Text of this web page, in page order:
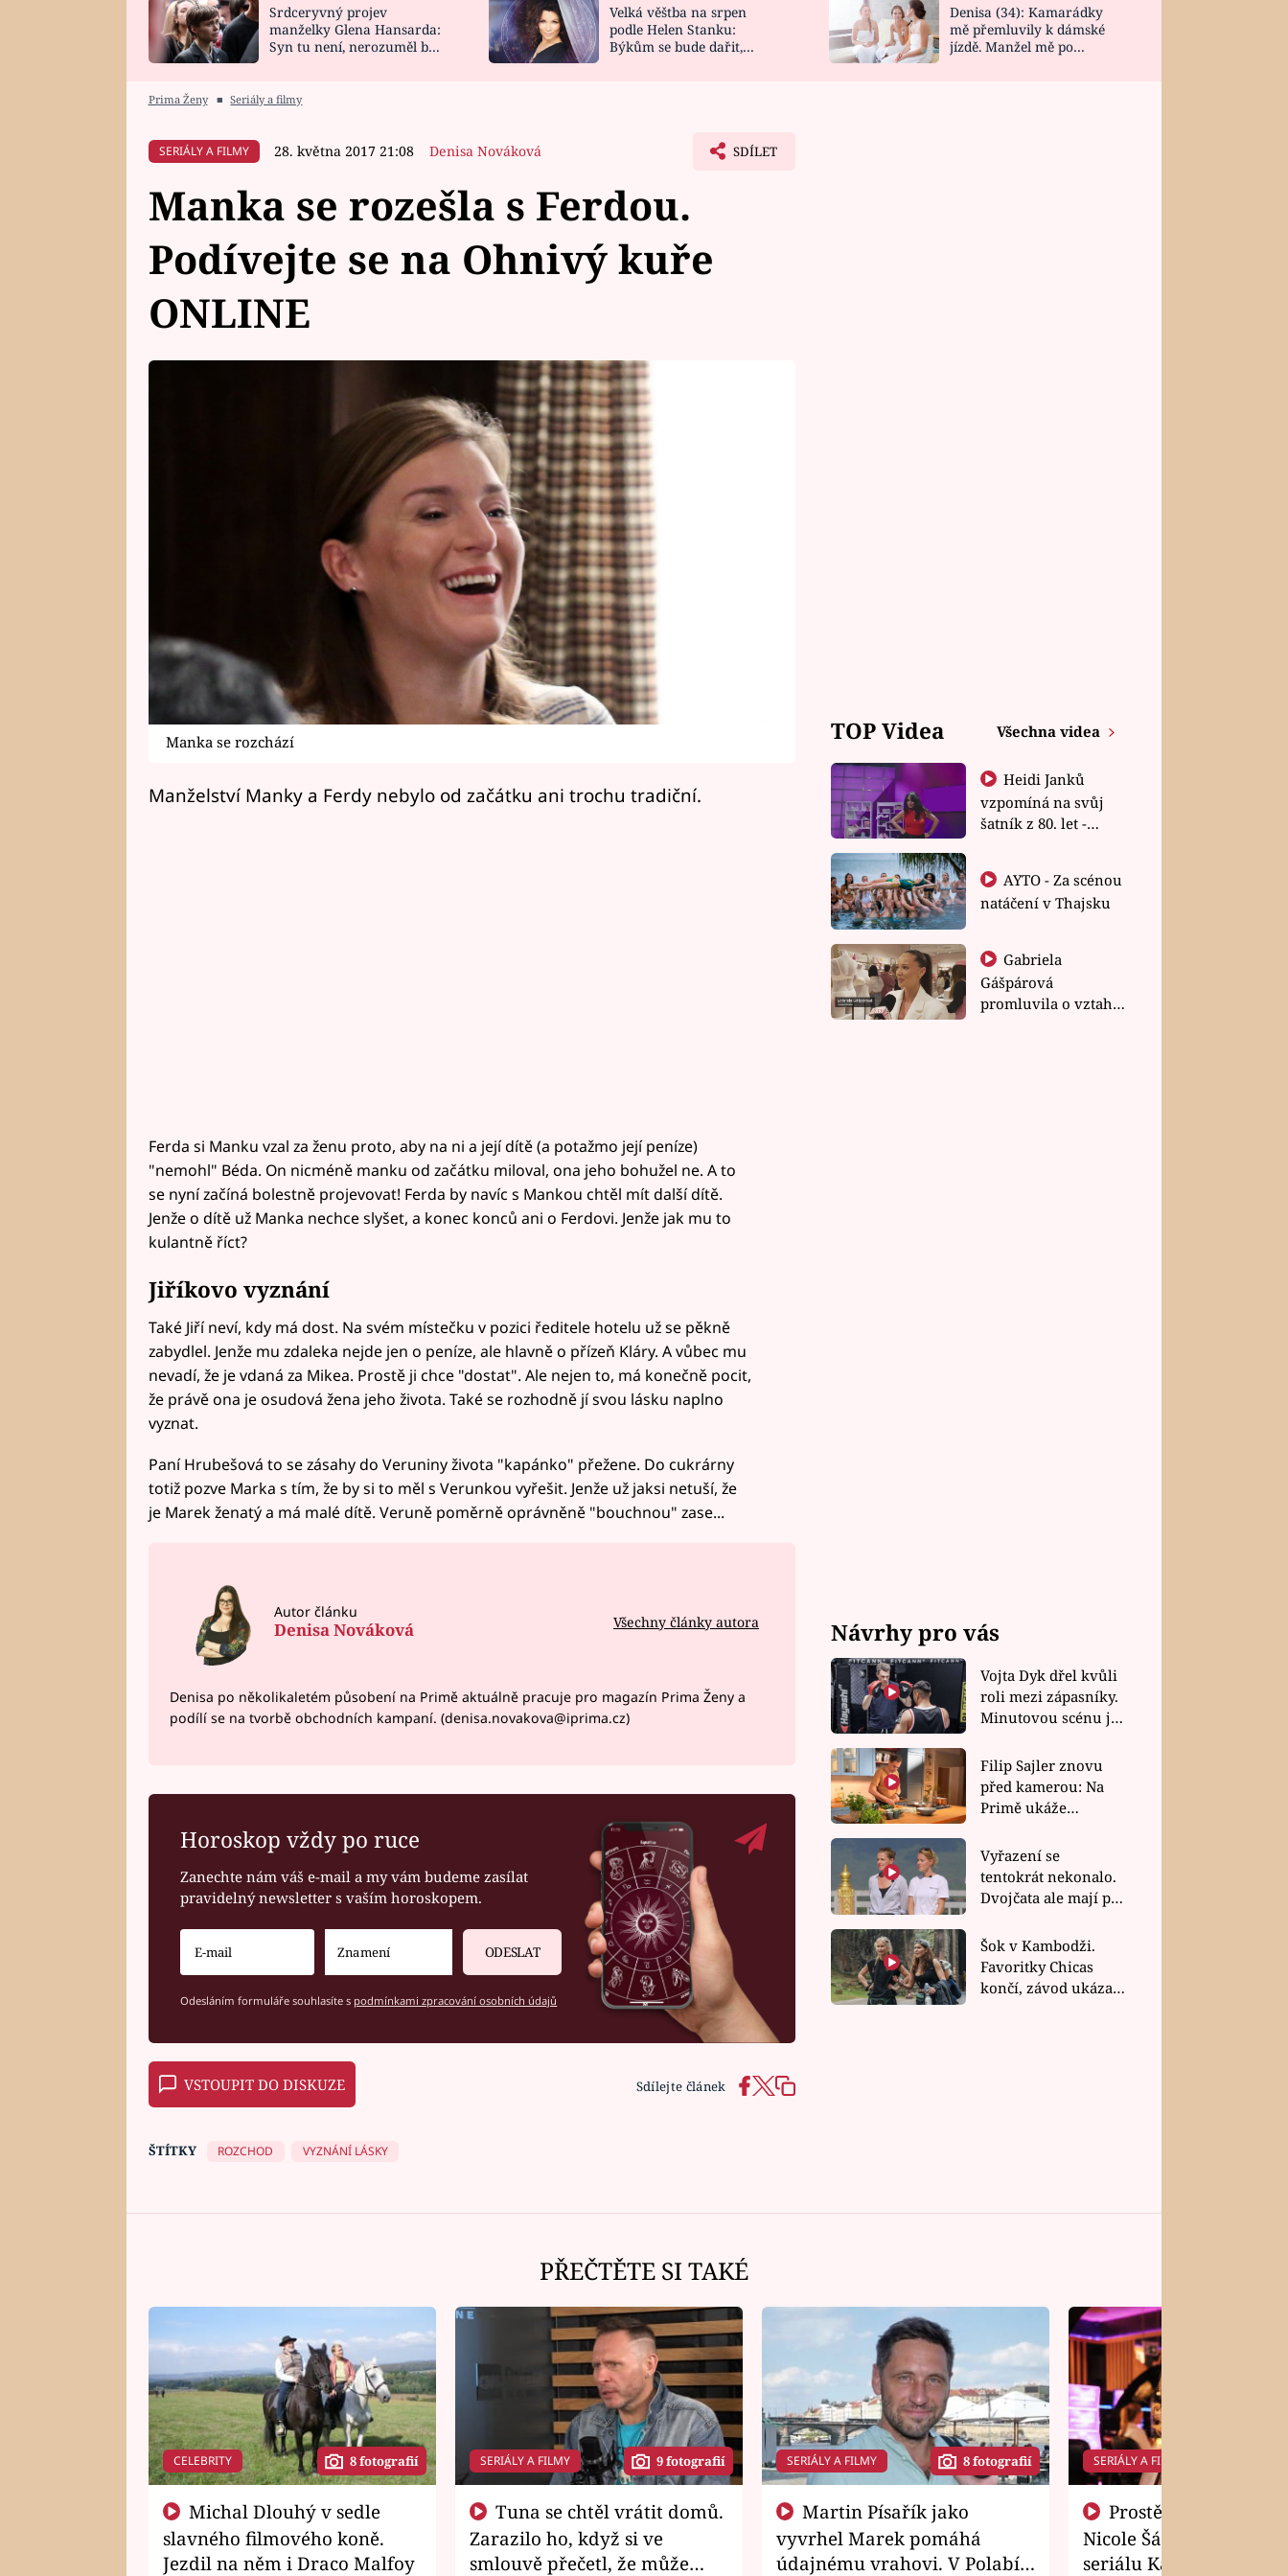
HOROSKOP NA
CELEBRITY
VAŘENÍ
NOVINKY
VIDEORECEPTY
DESIGN
Srdceryvný projev
manželky Glena Hansarda:
Syn tu není, nerozuměl by
Velká věštba na srpen
podle Helen Stanku:
Býkům se bude dařit,
Denisa (34): Kamarádky
mě přemluvily k dámské
jízdě. Manžel mě po
Prima Ženy ■ Seriály a filmy
SERIÁLY A FILMY 28. května 2017 21:08 Denisa Nováková SDÍLET
Manka se rozešla s Ferdou.
Podívejte se na Ohnivý kuře
ONLINE
Manka se rozchází
Manželství Manky a Ferdy nebylo od začátku ani trochu tradiční.
Ferda si Manku vzal za ženu proto, aby na ni a její dítě (a potažmo její peníze)
"nemohl" Béda. On nicméně manku od začátku miloval, ona jeho bohužel ne. A to
se nyní začíná bolestně projevovat! Ferda by navíc s Mankou chtěl mít další dítě.
Jenže o dítě už Manka nechce slyšet, a konec konců ani o Ferdovi. Jenže jak mu to
kulantně říct?
Jiříkovo vyznání
Také Jiří neví, kdy má dost. Na svém místečku v pozici ředitele hotelu už se pěkně
zabydlel. Jenže mu zdaleka nejde jen o peníze, ale hlavně o přízeň Kláry. A vůbec mu
nevadí, že je vdaná za Mikea. Prostě ji chce "dostat". Ale nejen to, má konečně pocit,
že právě ona je osudová žena jeho života. Také se rozhodně jí svou lásku naplno
vyznat.
Paní Hrubešová to se zásahy do Veruniny života "kapánko" přežene. Do cukrárny
totiž pozve Marka s tím, že by si to měl s Verunkou vyřešit. Jenže už jaksi netuší, že
je Marek ženatý a má malé dítě. Veruně poměrně oprávněně "bouchnou" zase...
Autor článku
Denisa Nováková Všechny články autora
Denisa po několikaletém působení na Primě aktuálně pracuje pro magazín Prima Ženy a
podílí se na tvorbě obchodních kampaní. (denisa.novakova@iprima.cz)
Horoskop vždy po ruce
Zanechte nám váš e-mail a my vám budeme zasílat
pravidelný newsletter s vaším horoskopem.
ODESLAT
Odesláním formuláře souhlasíte s podmínkami zpracování osobních údajů
VSTOUPIT DO DISKUZE Sdílejte článek
ŠTÍTKY ROZCHOD VYZNÁNÍ LÁSKY
TOP Videa Všechna videa
Heidi Janků
vzpomíná na svůj
šatník z 80. let -
natáčení v Thajsku
Gabriela
Gášpárová
promluvila o vztahu
Návrhy pro vás
Vojta Dyk dřel kvůli
roli mezi zápasníky.
Minutovou scénu jel
Filip Sajler znovu
před kamerou: Na
Primě ukáže
rychlé recepty
Vyřazení se
tentokrát nekonalo.
Dvojčata ale mají po
závodu nůž na krku
Šok v Kambodži.
Favoritky Chicas
končí, závod ukázal
PŘEČTĚTE SI TAKÉ
CELEBRITY 8 fotografií
slavného filmového koně.
Jezdil na něm i Draco Malfoy
SERIÁLY A FILMY 9 fotografií
Zarazilo ho, když si ve
smlouvě přečetl, že může
SERIÁLY A FILMY 8 fotografií
vyvrhel Marek pomáhá
údajnému vrahovi. V Polabí
SERIÁLY A FILMY
Nicole Šáchová získala
seriálu Kamarádi